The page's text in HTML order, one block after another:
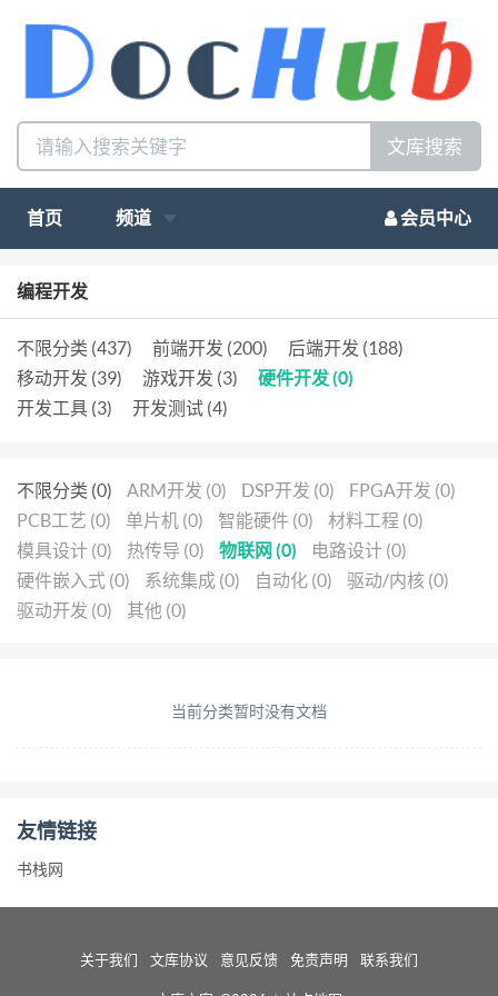
文库搜索
首页 频道 会员中心
编程开发
不限分类 (437) 前端开发 (200)
后端开发 (188)
移动开发 (39)
游戏开发 (3)
硬件开发 (0)
开发工具 (3)
开发测试 (4)
不限分类 (0) ARM开发 (0) DSP开发 (0)
FPGA开发 (0)
PCB工艺 (0)
单片机 (0) 智能硬件 (0)
材料工程 (0)
模具设计 (0)
热传导 (0) 物联网 (0)
电路设计 (0)
硬件嵌入式 (0)
系统集成 (0) 自动化 (0)
驱动/内核 (0)
驱动开发 (0)
其他 (0)
当前分类暂时没有文档
友情链接
书栈网
关于我们 文库协议 意见反馈 免责声明 联系我们